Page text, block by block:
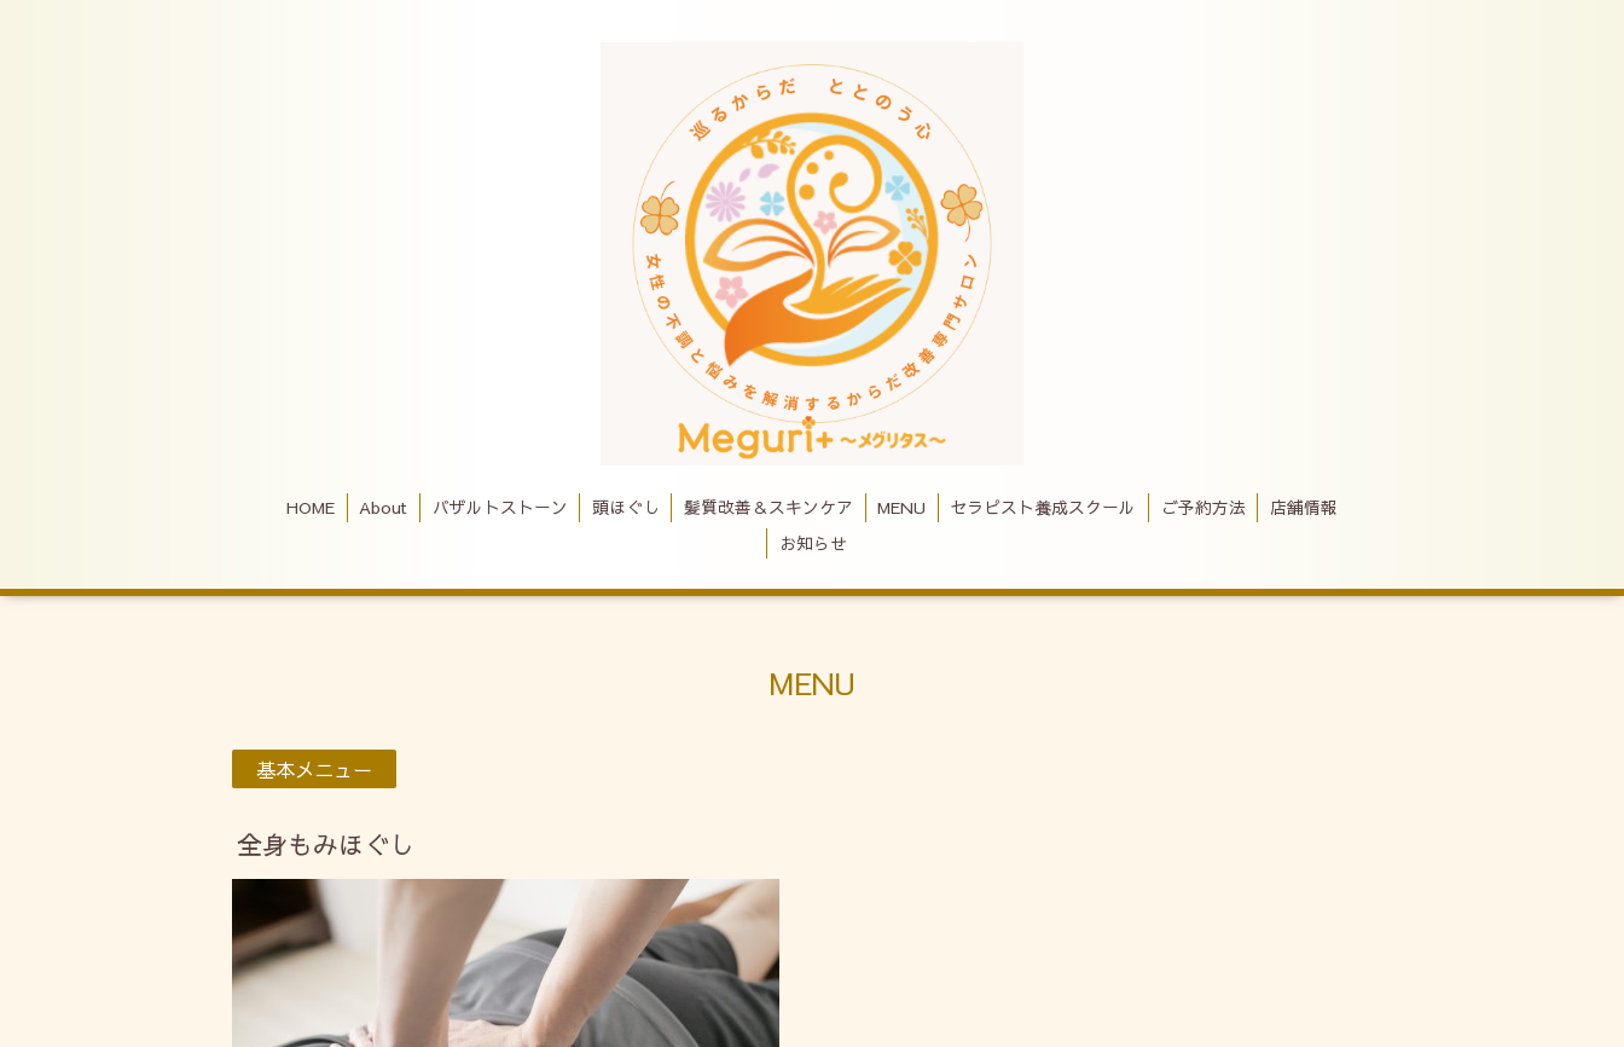
HOME About バザルトストーン 頭ほぐし 髪質改善＆スキンケア MENU セラピスト養成スクール ご予約方法
店舗情報
お知らせ
MENU
基本メニュー
全身もみほぐし